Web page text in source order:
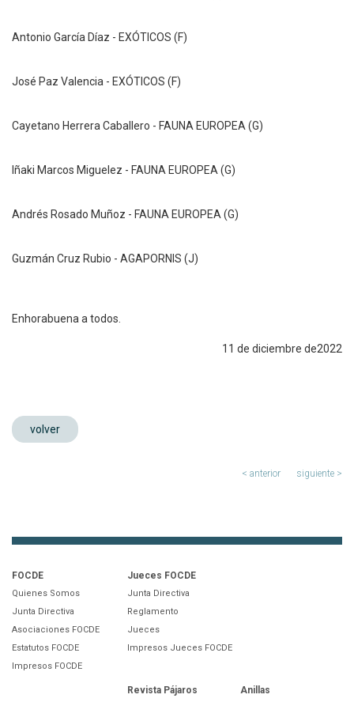
Antonio García Díaz - EXÓTICOS (F)
José Paz Valencia - EXÓTICOS (F)
Cayetano Herrera Caballero - FAUNA EUROPEA (G)
Iñaki Marcos Miguelez - FAUNA EUROPEA (G)
Andrés Rosado Muñoz - FAUNA EUROPEA (G)
Guzmán Cruz Rubio - AGAPORNIS (J)
Enhorabuena a todos.
11 de diciembre de2022
volver
siguiente >
< anterior
FOCDE
Quienes Somos
Junta Directiva
Asociaciones FOCDE
Estatutos FOCDE
Impresos FOCDE
Jueces FOCDE
Junta Directiva
Reglamento
Jueces
Impresos Jueces FOCDE
Revista Pájaros Anillas